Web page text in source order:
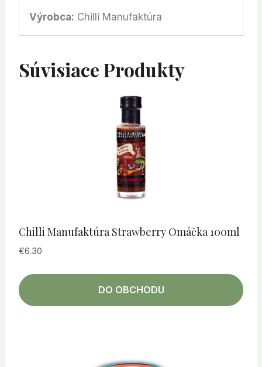
Výrobca: Chilli Manufaktúra
Súvisiace Produkty
Chilli Manufaktúra Strawberry Omáčka 100ml
€6.30
DO OBCHODU